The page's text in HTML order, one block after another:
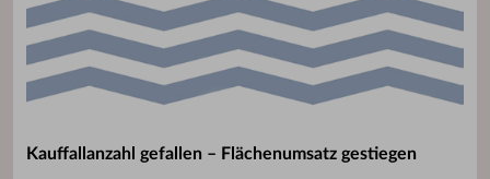
Kauffallanzahl gefallen – Flächenumsatz gestiegen